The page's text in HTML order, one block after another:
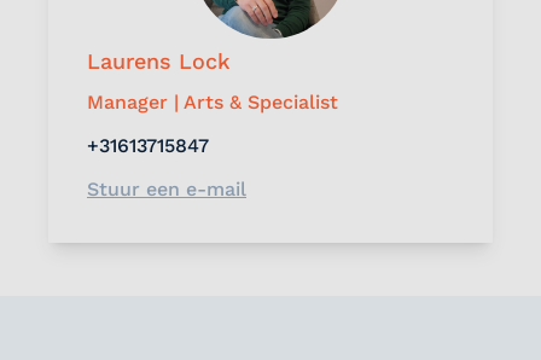
Laurens Lock
Manager | Arts & Specialist
+31613715847
Stuur een e-mail